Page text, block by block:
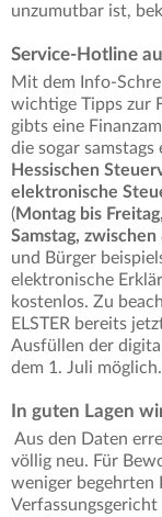
unzumutbar ist,
Service-Hotline
Mit dem Info-
wichtige Tipps zur
gibts eine
die sogar samstags
Hessischen
elektronische
(Montag bis
Samstag,
und Bürger
elektronische
kostenlos. Zu
ELSTER bereits
Ausfüllen der
dem 1. Juli möglich.
In guten Lagen
Aus den Daten
völlig neu. Für
weniger begehrten